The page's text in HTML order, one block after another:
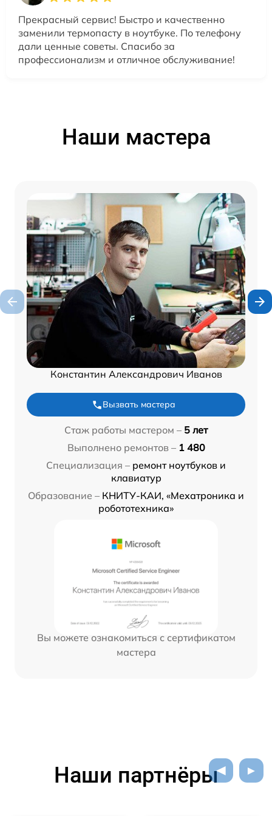
Прекрасный сервис! Быстро и качественно
заменили термопасту в ноутбуке. По телефону
дали ценные советы. Спасибо за
профессионализм и отличное обслуживание!
Наши мастера
Константин Александрович Иванов
Вызвать мастера
Стаж работы мастером – 5 лет
Выполнено ремонтов – 1 480
Специализация – ремонт ноутбуков и
клавиатур
Образование – КНИТУ-КАИ, «Мехатроника и
робототехника»
Вы можете ознакомиться с сертификатом
мастера
Наши партнёры